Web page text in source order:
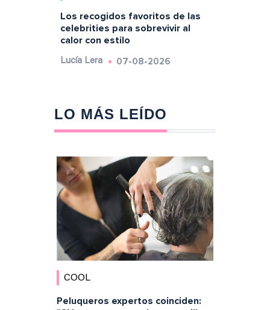
Los recogidos favoritos de las
celebrities para sobrevivir al
calor con estilo
Lucía Lera 07-08-2026
LO MÁS LEÍDO
COOL
Peluqueros expertos coinciden: